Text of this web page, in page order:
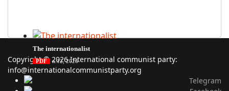
The internationalist
PDF n.12, 2026
Copyright © 2026 International communist party:
info@internationalcommunistparty.org